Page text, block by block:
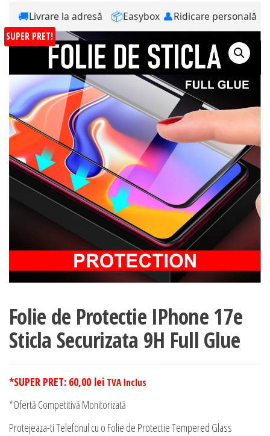
🚚Livrare la adresă 📦Easybox 👤Ridicare personală
SUPER PRET!
Folie de Protectie IPhone 17e
Sticla Securizata 9H Full Glue
*SUPER PRET: 60,00 lei TVA Inclus
*Ofertă Competitivă Monitorizată
Protejeaza-ti Telefonul cu o Folie de Protectie Tempered Glass